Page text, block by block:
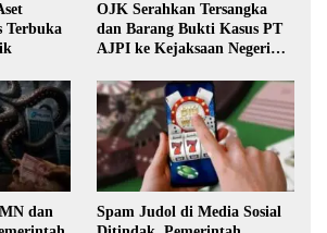
Terbuka
OJK Serahkan Tersangka
dan Barang Bukti Kasus PT
AJPI ke Kejaksaan Negeri
dan
Spam Judol di Media Sosial